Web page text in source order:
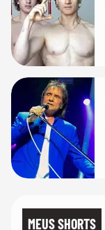
MEUS SHORTS